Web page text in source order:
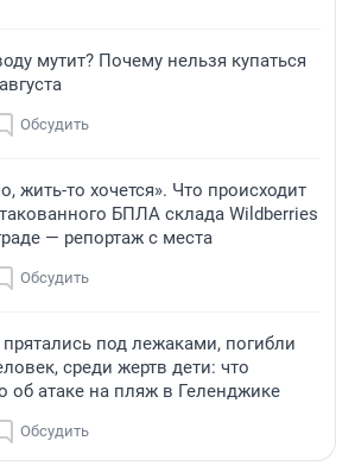
мутит? Почему нельзя купаться
Обсудить
жить-то хочется». Что происходит
БПЛА склада Wildberries
— репортаж с места
Обсудить
под лежаками, погибли
среди жертв дети: что
об атаке на пляж в Геленджике
Обсудить